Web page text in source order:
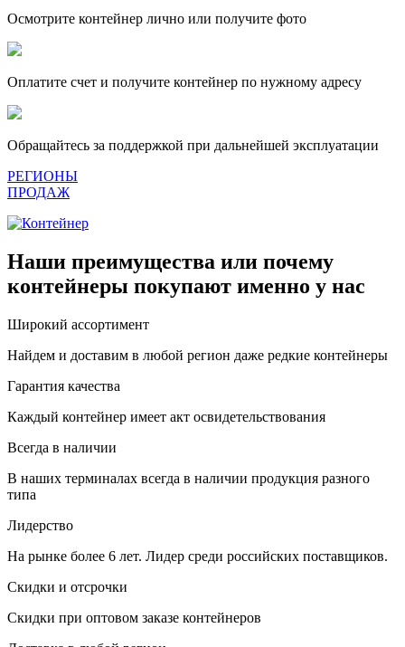
Осмотрите контейнер лично или получите фото
Оплатите счет и получите контейнер по нужному адресу
Обращайтесь за поддержкой при дальнейшей эксплуатации
РЕГИОНЫ
ПРОДАЖ
Наши преимущества или почему
контейнеры покупают именно у нас
Широкий ассортимент
Найдем и доставим в любой регион даже редкие контейнеры
Гарантия качества
Каждый контейнер имеет акт освидетельствования
Всегда в наличии
В наших терминалах всегда в наличии продукция разного
типа
Лидерство
На рынке более 6 лет. Лидер среди российских поставщиков.
Скидки и отсрочки
Скидки при оптовом заказе контейнеров